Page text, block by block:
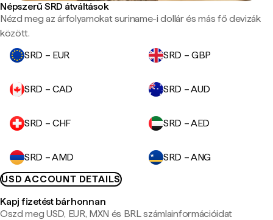
Népszerű SRD átváltások
Nézd meg az árfolyamokat suriname-i dollár és más fő devizák
között.
SRD – EUR
SRD – GBP
SRD – CAD SRD – AUD
SRD – CHF SRD – AED
SRD – AMD
SRD – ANG
USD ACCOUNT DETAILS
Kapj fizetést bárhonnan
Oszd meg USD, EUR, MXN és BRL számlainformációidat